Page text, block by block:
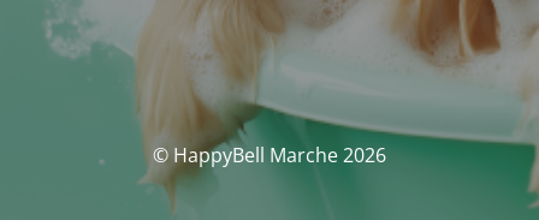
© HappyBell Marche 2026